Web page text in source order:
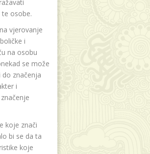
osobe.
vjerovanje
i
na osobu
se može
značenja
i
koje znači
bi se da ta
koje